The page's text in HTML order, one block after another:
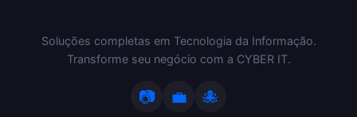
Soluções completas em Tecnologia da Informação.
Transforme seu negócio com a CYBER IT.
📷 💼 🐙